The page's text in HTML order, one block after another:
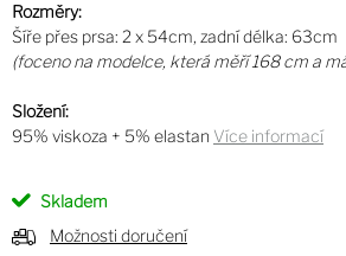
Rozměry:
Šíře přes prsa: 2 x 54cm, zadní délka: 63cm
(foceno na modelce, která měří 168 cm a
Složení:
95% viskoza + 5% elastan Více informací
Skladem
Možnosti doručení